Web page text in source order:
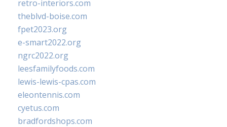
retro-interiors.com
theblvd-boise.com
fpet2023.org
e-smart2022.org
ngrc2022.org
leesfamilyfoods.com
lewis-lewis-cpas.com
eleontennis.com
cyetus.com
bradfordshops.com